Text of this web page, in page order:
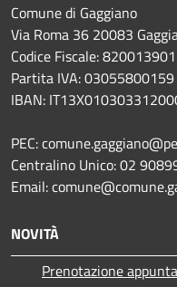
Comune di Gaggiano
Via Roma 36 20083
Codice Fiscale:
Partita IVA: 03055800159
IBAN:
PEC:
Centralino Unico: 02
Email:
NOVITÀ
Prenotazione